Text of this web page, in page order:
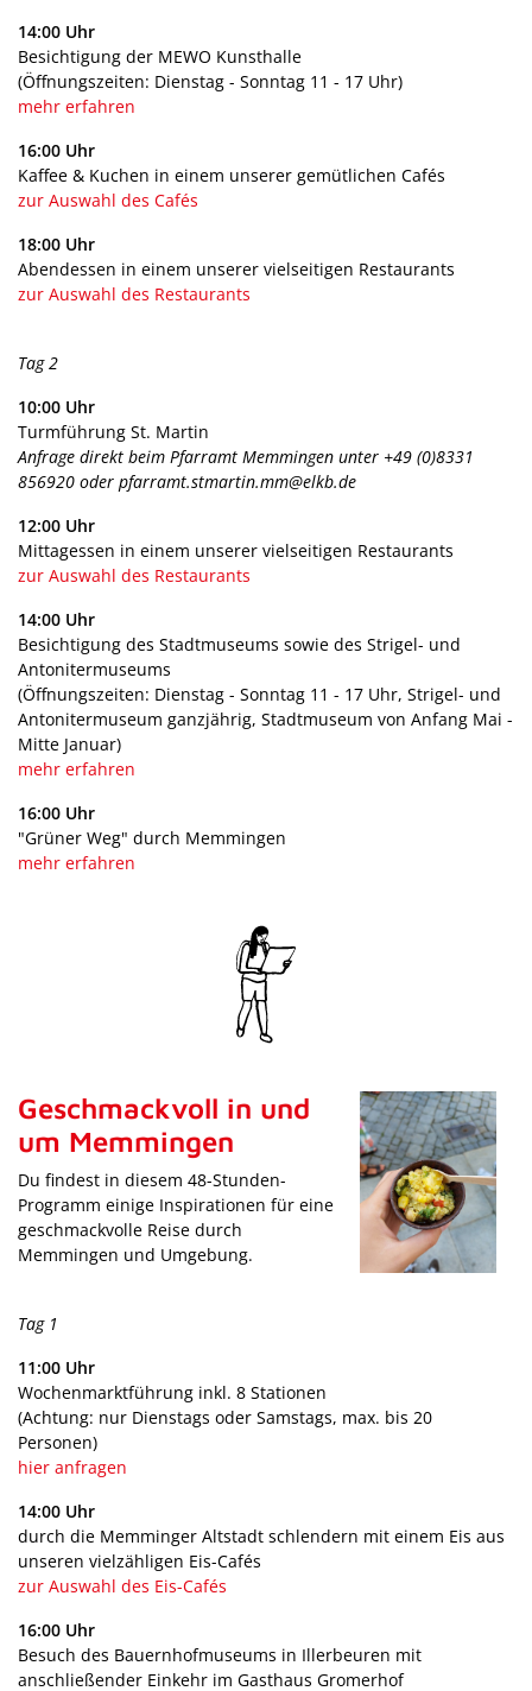
14:00 Uhr
Besichtigung der MEWO Kunsthalle
(Öffnungszeiten: Dienstag - Sonntag 11 - 17 Uhr)
mehr erfahren
16:00 Uhr
Kaffee & Kuchen in einem unserer gemütlichen Cafés
zur Auswahl des Cafés
18:00 Uhr
Abendessen in einem unserer vielseitigen Restaurants
zur Auswahl des Restaurants
Tag 2
10:00 Uhr
Turmführung St. Martin
Anfrage direkt beim Pfarramt Memmingen unter +49 (0)8331
856920 oder pfarramt.stmartin.mm@elkb.de
12:00 Uhr
Mittagessen in einem unserer vielseitigen Restaurants
zur Auswahl des Restaurants
14:00 Uhr
Besichtigung des Stadtmuseums sowie des Strigel- und
Antonitermuseums
(Öffnungszeiten: Dienstag - Sonntag 11 - 17 Uhr, Strigel- und
Antonitermuseum ganzjährig, Stadtmuseum von Anfang Mai -
Mitte Januar)
mehr erfahren
16:00 Uhr
"Grüner Weg" durch Memmingen
mehr erfahren
Geschmackvoll in und
um Memmingen
Du findest in diesem 48-Stunden-
Programm einige Inspirationen für eine
geschmackvolle Reise durch
Memmingen und Umgebung.
Tag 1
11:00 Uhr
Wochenmarktführung inkl. 8 Stationen
(Achtung: nur Dienstags oder Samstags, max. bis 20
Personen)
hier anfragen
14:00 Uhr
durch die Memminger Altstadt schlendern mit einem Eis aus
unseren vielzähligen Eis-Cafés
zur Auswahl des Eis-Cafés
16:00 Uhr
Besuch des Bauernhofmuseums in Illerbeuren mit
anschließender Einkehr im Gasthaus Gromerhof